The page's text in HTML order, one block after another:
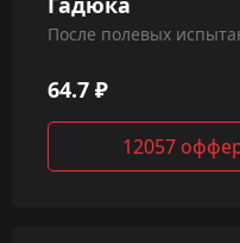
После полевых
64.7 ₽
12057